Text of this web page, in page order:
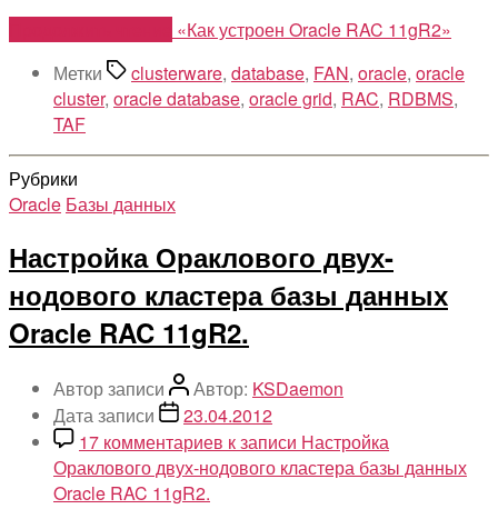
«Как устроен Oracle RAC 11gR2»
Метки
clusterware, database, FAN, oracle, oracle
cluster, oracle database, oracle grid, RAC, RDBMS,
TAF
Рубрики
Oracle Базы данных
Настройка Ораклового двух-
нодового кластера базы данных
Oracle RAC 11gR2.
Автор записи Автор: KSDaemon
Дата записи
23.04.2012
17 комментариев к записи Настройка
Ораклового двух-нодового кластера базы данных
Oracle RAC 11gR2.